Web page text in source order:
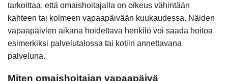
tarkoittaa, että omaishoitajalla on oikeus vähintään
kahteen tai kolmeen vapaapäivään kuukaudessa. Näiden
vapaapäivien aikana hoidettava henkilö voi saada hoitoa
esimerkiksi palvelutalossa tai kotiin annettavana
palveluna.
Miten omaishoitajan vapaapäivä